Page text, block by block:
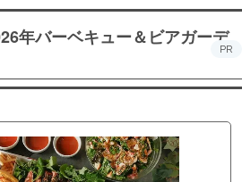
年バーベキュー＆ビアガーデ
PR